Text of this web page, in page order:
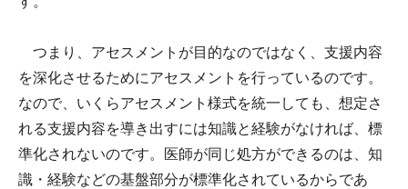
つまり、アセスメントが目的なのではなく、支援内容
を深化させるためにアセスメントを行っているのです。
なので、いくらアセスメント様式を統一しても、想定さ
れる支援内容を導き出すには知識と経験がなければ、標
準化されないのです。医師が同じ処方ができるのは、知
識・経験などの基盤部分が標準化されているからであ